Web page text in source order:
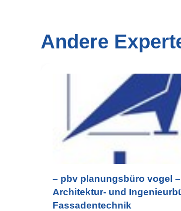
Andere
– pbv planungsbüro vogel –
Architektur- und
Fassadentechnik